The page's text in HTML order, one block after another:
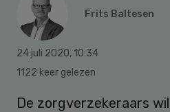
Frits Baltesen
24 juli 2020, 10:34
1122 keer gelezen
De zorgverzekeraars